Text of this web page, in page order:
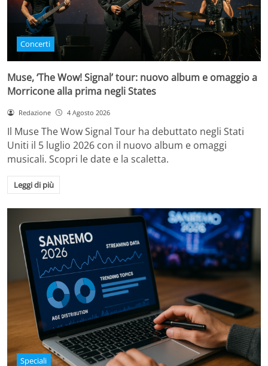
Concerti
Muse, ‘The Wow! Signal’ tour: nuovo album e omaggio a
Morricone alla prima negli States
Redazione 4 Agosto 2026
Il Muse The Wow Signal Tour ha debuttato negli Stati
Uniti il 5 luglio 2026 con il nuovo album e omaggi
musicali. Scopri le date e la scaletta.
Leggi di più
Speciali